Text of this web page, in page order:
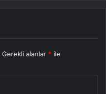
Gerekli alanlar * ile